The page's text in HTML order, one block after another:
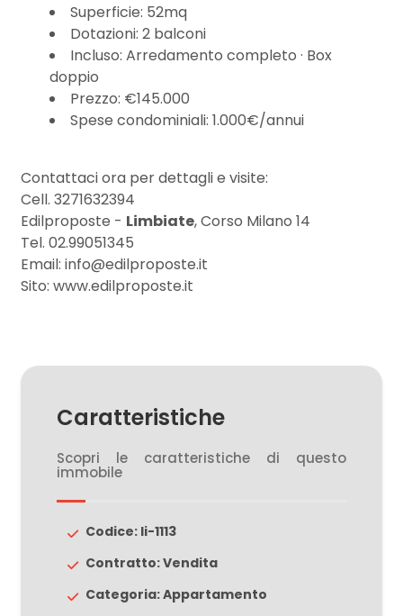
Superficie: 52mq
Dotazioni: 2 balconi
Incluso: Arredamento completo · Box
doppio
Prezzo: €145.000
Spese condominiali: 1.000€/annui
Contattaci ora per dettagli e visite:
Cell. 3271632394
Edilproposte - Limbiate, Corso Milano 14
Tel. 02.99051345
Email: info@edilproposte.it
Sito: www.edilproposte.it
Caratteristiche
Scopri le caratteristiche di questo
immobile
Codice: li-1113
Contratto: Vendita
Categoria: Appartamento
minimi
Qualsiasi
3
4
minime